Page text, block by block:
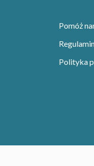
Pomóż
Polityka